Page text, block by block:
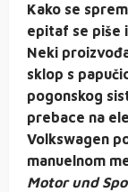
Kako se
epitaf se piše
Neki
sklop s
pogonskog
prebace na
Volkswagen
manuelnom
Motor und